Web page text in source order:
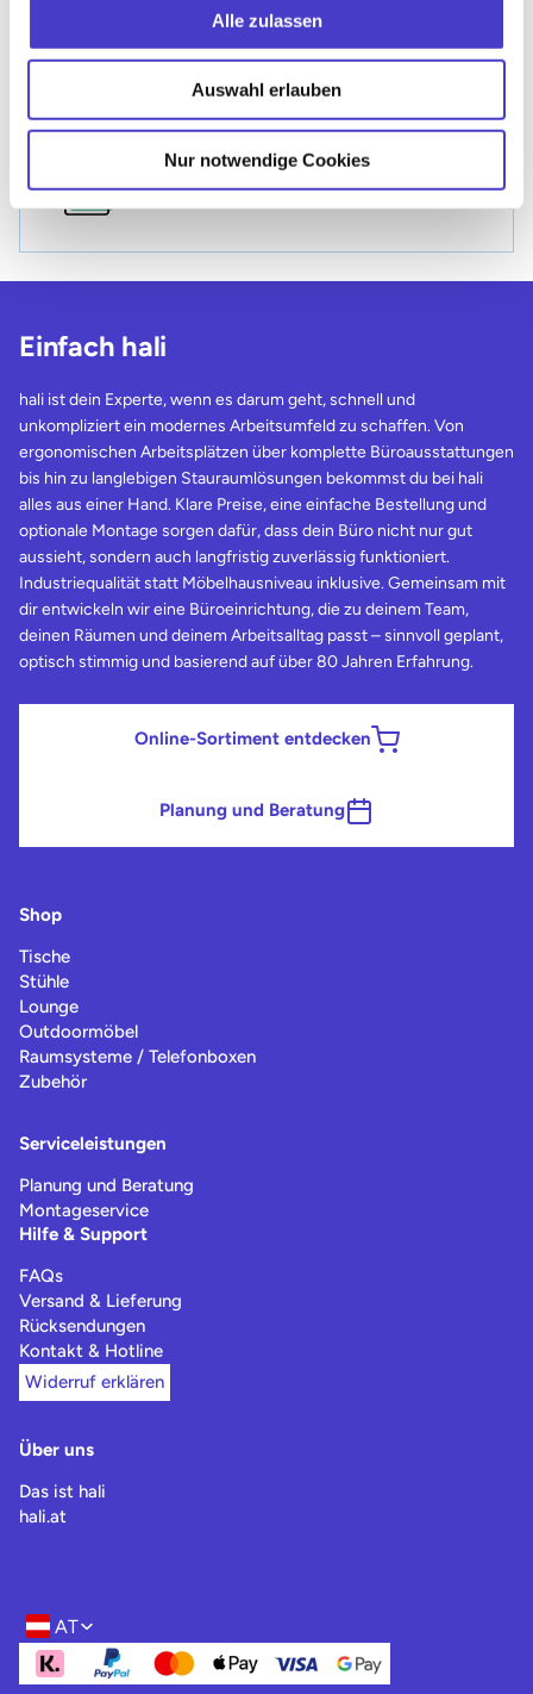
Alle zulassen
Auswahl erlauben
Nur notwendige Cookies
Formular
Zum Formular
Einfach hali
hali ist dein Experte, wenn es darum geht, schnell und
unkompliziert ein modernes Arbeitsumfeld zu schaffen. Von
ergonomischen Arbeitsplätzen über komplette Büroausstattungen
bis hin zu langlebigen Stauraumlösungen bekommst du bei hali
alles aus einer Hand. Klare Preise, eine einfache Bestellung und
optionale Montage sorgen dafür, dass dein Büro nicht nur gut
aussieht, sondern auch langfristig zuverlässig funktioniert.
Industriequalität statt Möbelhausniveau inklusive. Gemeinsam mit
dir entwickeln wir eine Büroeinrichtung, die zu deinem Team,
deinen Räumen und deinem Arbeitsalltag passt – sinnvoll geplant,
optisch stimmig und basierend auf über 80 Jahren Erfahrung.
Online-Sortiment entdecken
Planung und Beratung
Shop
Tische
Stühle
Lounge
Outdoormöbel
Raumsysteme / Telefonboxen
Zubehör
Serviceleistungen
Planung und Beratung
Montageservice
Hilfe & Support
FAQs
Versand & Lieferung
Rücksendungen
Kontakt & Hotline
Widerruf erklären
Über uns
Das ist hali
hali.at
Region- und Sprachwahl
AT